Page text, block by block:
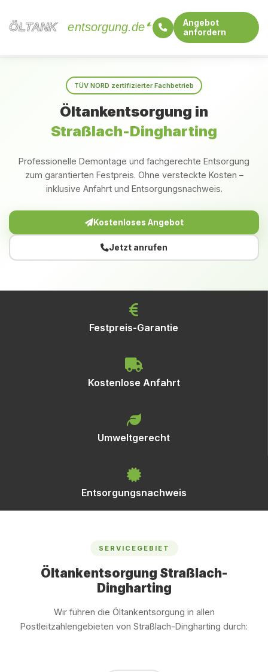
ÖLTANK
ÖLTANK entsorgung.de
Angebot
anfordern
TÜV NORD zertifizierter Fachbetrieb
Öltankentsorgung in
Straßlach-Dingharting
Professionelle Demontage und fachgerechte Entsorgung
zum garantierten Festpreis. Ohne versteckte Kosten –
inklusive Anfahrt und Entsorgungsnachweis.
Kostenloses Angebot
Jetzt anrufen
Festpreis-Garantie
Kostenlose Anfahrt
Umweltgerecht
Entsorgungsnachweis
SERVICEGEBIET
Öltankentsorgung Straßlach-
Dingharting
Wir führen die Öltankentsorgung in allen
Postleitzahlengebieten von Straßlach-Dingharting durch: